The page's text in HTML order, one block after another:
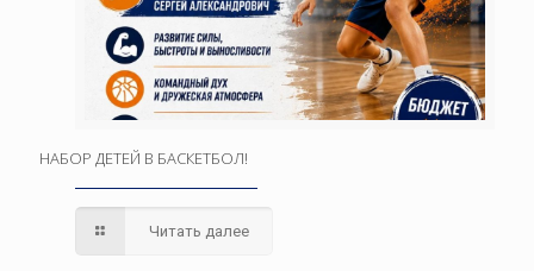
НАБОР ДЕТЕЙ В БАСКЕТБОЛ!
Читать далее